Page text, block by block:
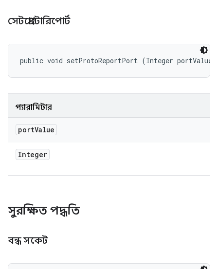
সেটপ্রোটোরিপোর্ট
public void setProtoReportPort (Integer portValue)
প্যারামিটার
portValue
Integer
সুরক্ষিত পদ্ধতি
বন্ধ সকেট